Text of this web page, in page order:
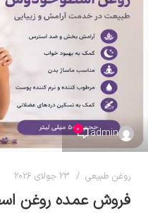
admin
0
روغن طبیعی 23 جولای 2026
فروش عمده روغن